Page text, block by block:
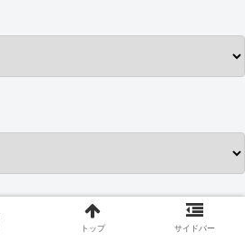
トップ サイドバー